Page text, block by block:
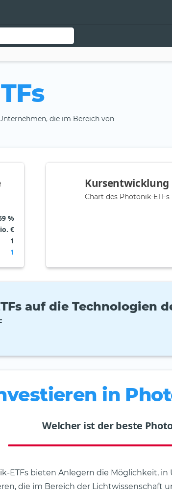
die im Bereich von
%
€
1
1
Kursentwicklung
Chart des Photonik-ETFs
auf die Technologien
in
Welcher ist der beste
ETFs bieten Anlegern die Möglichkeit,
die im Bereich der Lichtwissenschaft